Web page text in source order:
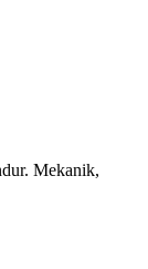
Mekanik,